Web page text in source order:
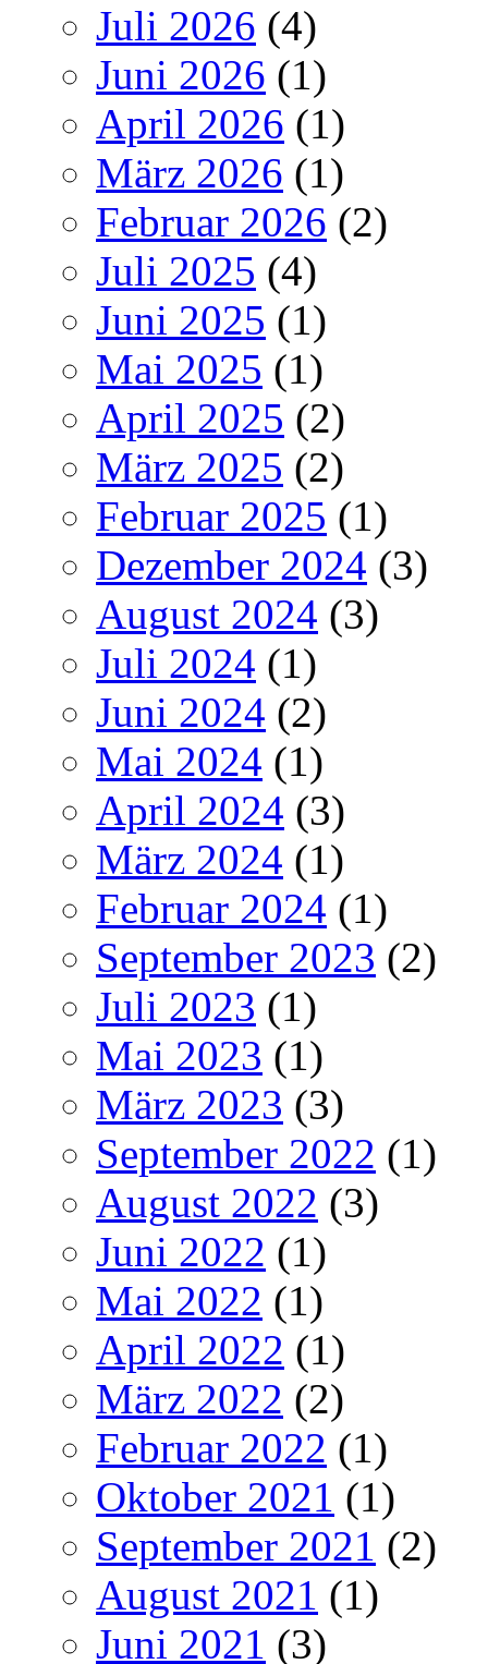
Juli 2026 (4)
Juni 2026 (1)
April 2026 (1)
März 2026 (1)
Februar 2026 (2)
Juli 2025 (4)
Juni 2025 (1)
Mai 2025 (1)
April 2025 (2)
März 2025 (2)
Februar 2025 (1)
Dezember 2024 (3)
August 2024 (3)
Juli 2024 (1)
Juni 2024 (2)
Mai 2024 (1)
April 2024 (3)
März 2024 (1)
Februar 2024 (1)
September 2023 (2)
Juli 2023 (1)
Mai 2023 (1)
März 2023 (3)
September 2022 (1)
August 2022 (3)
Juni 2022 (1)
Mai 2022 (1)
April 2022 (1)
März 2022 (2)
Februar 2022 (1)
Oktober 2021 (1)
September 2021 (2)
August 2021 (1)
Juni 2021 (3)